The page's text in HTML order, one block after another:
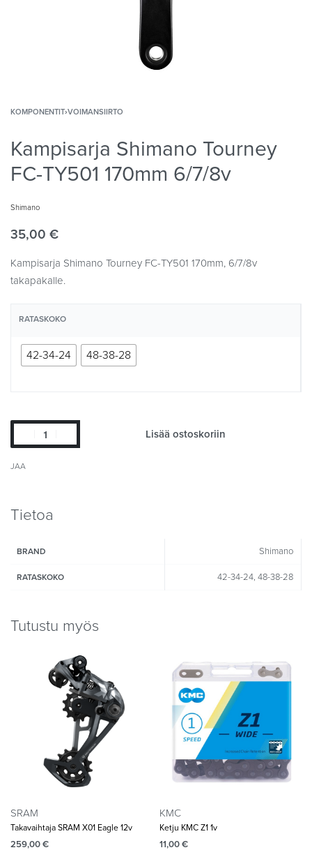
KOMPONENTIT›VOIMANSIIRTO
Kampisarja Shimano Tourney
FC-TY501 170mm 6/7/8v
Shimano
35,00 €
Kampisarja Shimano Tourney FC-TY501 170mm, 6/7/8v
takapakalle.
RATASKOKO
42-34-24 48-38-28
Lisää ostoskoriin
JAA
Tietoa
BRAND Shimano
RATASKOKO 42-34-24, 48-38-28
Tutustu myös
SRAM
Takavaihtaja SRAM X01 Eagle 12v
259,00€
KMC
Ketju KMC Z1 1v
11,00€